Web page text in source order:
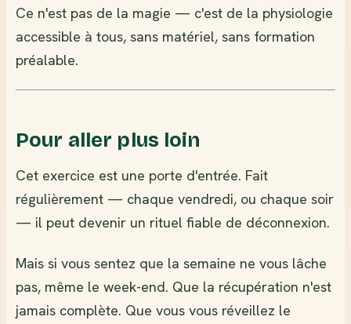
Ce n'est pas de la magie — c'est de la physiologie
accessible à tous, sans matériel, sans formation
préalable.
Pour aller plus loin
Cet exercice est une porte d'entrée. Fait
régulièrement — chaque vendredi, ou chaque soir
— il peut devenir un rituel fiable de déconnexion.
Mais si vous sentez que la semaine ne vous lâche
pas, même le week-end. Que la récupération n'est
jamais complète. Que vous vous réveillez le